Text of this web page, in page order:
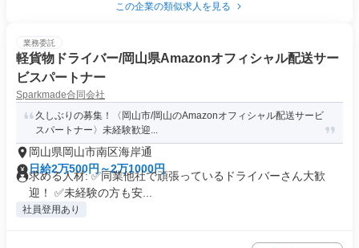
この企業の類似求人を見る
業務委託
軽貨物ドライバー/岡山県Amazonオフィシャル配送サー
ビスパートナー
Sparkmade合同会社
久しぶりの募集！〈岡山市/岡山のAmazonオフィシャル配送サービ
スパートナー〉未経験歓迎...
岡山県岡山市南区海岸通
日給2万500円～2万1000円
求める人材: ✅️同業他社で頑張っているドライバーさん大歓
迎！ ✅️未経験の方も安...
社員登用あり